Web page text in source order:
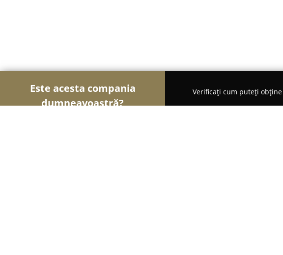
Este acesta compania
dumneavoastră?
Verificați cum puteți